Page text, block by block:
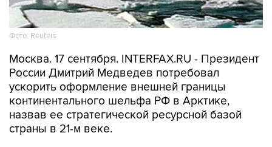
Фото: Reuters
Москва. 17 сентября. INTERFAX.RU - Президент
России Дмитрий Медведев потребовал
ускорить оформление внешней границы
континентального шельфа РФ в Арктике,
назвав ее стратегической ресурсной базой
страны в 21-м веке.